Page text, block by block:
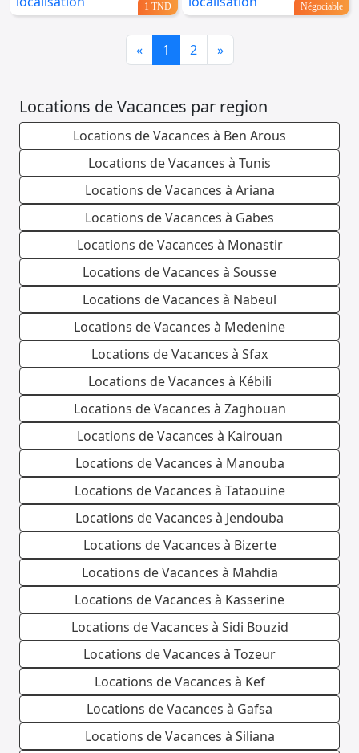
1 TND Négociable
«Previous
1 2 »Next
Locations de Vacances par region
Locations de Vacances à Ben Arous
Locations de Vacances à Tunis
Locations de Vacances à Ariana
Locations de Vacances à Gabes
Locations de Vacances à Monastir
Locations de Vacances à Sousse
Locations de Vacances à Nabeul
Locations de Vacances à Medenine
Locations de Vacances à Sfax
Locations de Vacances à Kébili
Locations de Vacances à Zaghouan
Locations de Vacances à Kairouan
Locations de Vacances à Manouba
Locations de Vacances à Tataouine
Locations de Vacances à Jendouba
Locations de Vacances à Bizerte
Locations de Vacances à Mahdia
Locations de Vacances à Kasserine
Locations de Vacances à Sidi Bouzid
Locations de Vacances à Tozeur
Locations de Vacances à Kef
Locations de Vacances à Gafsa
Locations de Vacances à Siliana